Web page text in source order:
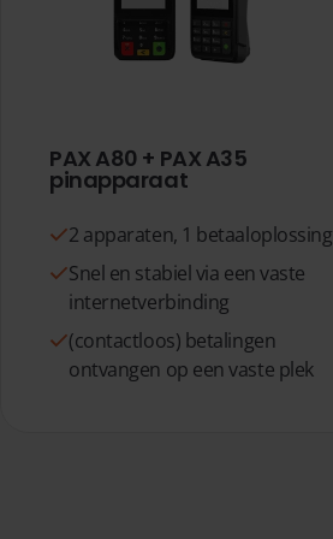
PAX A80 + PAX A35
pinapparaat
2 apparaten, 1 betaaloplossing
Snel en stabiel via een vaste
internetverbinding
(contactloos) betalingen
ontvangen op een vaste plek